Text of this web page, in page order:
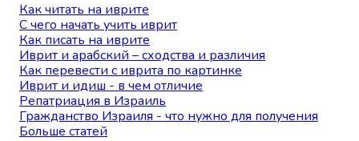
Как читать на иврите
С чего начать учить иврит
Как писать на иврите
Иврит и арабский – сходства и различия
Как перевести с иврита по картинке
Иврит и идиш - в чем отличие
Репатриация в Израиль
Гражданство Израиля - что нужно для получения
Больше статей